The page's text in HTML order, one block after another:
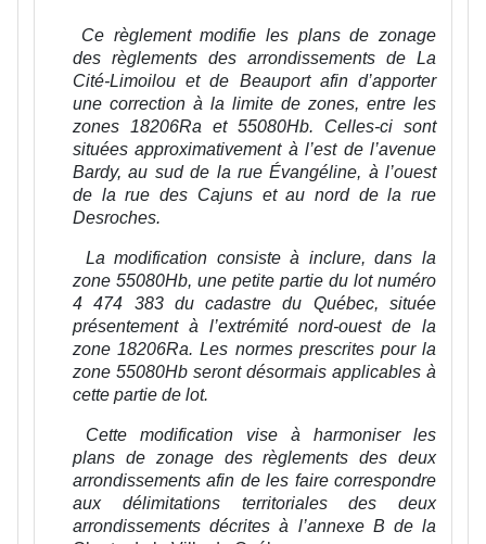
Ce règlement modifie les plans de zonage
des règlements des arrondissements de La
Cité-Limoilou et de Beauport afin d’apporter
une correction à la limite de zones, entre les
zones 18206Ra et 55080Hb. Celles-ci sont
situées approximativement à l’est de l’avenue
Bardy, au sud de la rue Évangéline, à l’ouest
de la rue des Cajuns et au nord de la rue
Desroches.
La modification consiste à inclure, dans la
zone 55080Hb, une petite partie du lot numéro
4 474 383 du cadastre du Québec, située
présentement à l’extrémité nord-ouest de la
zone 18206Ra. Les normes prescrites pour la
zone 55080Hb seront désormais applicables à
cette partie de lot.
Cette modification vise à harmoniser les
plans de zonage des règlements des deux
arrondissements afin de les faire correspondre
aux délimitations territoriales des deux
arrondissements décrites à l’annexe B de la